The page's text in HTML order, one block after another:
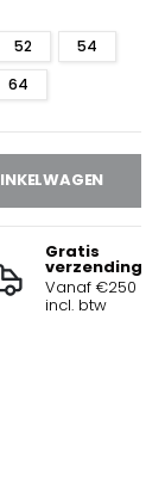
52
54
64
Gratis
verzending
Vanaf €250
incl. btw